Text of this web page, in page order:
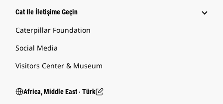
Cat Ile İletişime Geçin
Caterpillar Foundation
Social Media
Visitors Center & Museum
Africa, Middle East ‧ Türk